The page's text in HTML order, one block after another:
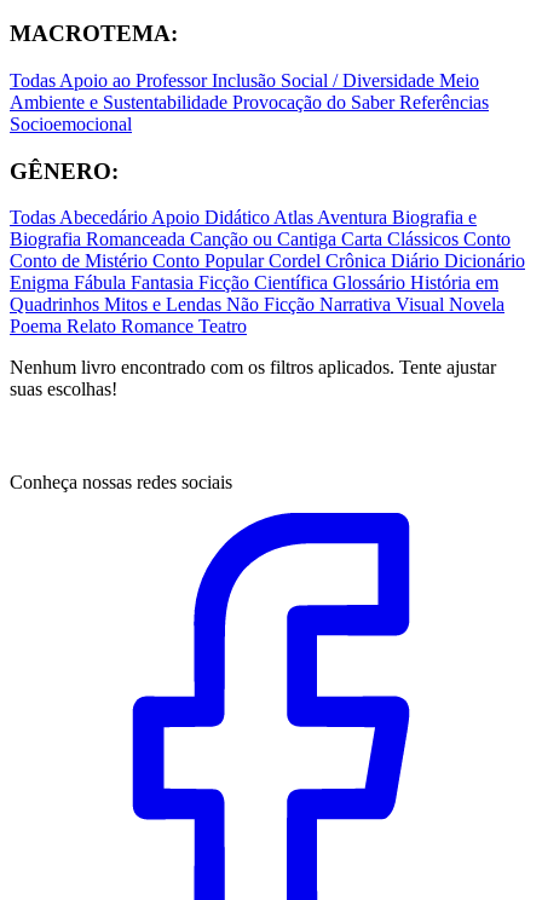
MACROTEMA:
Todas Apoio ao ProfessorInclusão Social / Diversidade Meio
Ambiente e Sustentabilidade Provocação do SaberReferências
Socioemocional
GÊNERO:
TodasAbecedárioApoio DidáticoAtlasAventura Biografia e
Biografia Romanceada Canção ou Cantiga Carta Clássicos Conto
Conto de Mistério Conto PopularCordel Crônica Diário Dicionário
Enigma Fábula Fantasia Ficção Científica Glossário História em
Quadrinhos Mitos e Lendas Não Ficção Narrativa Visual Novela
Poema Relato Romance Teatro
Nenhum livro encontrado com os filtros aplicados. Tente ajustar
suas escolhas!
Conheça nossas redes sociais